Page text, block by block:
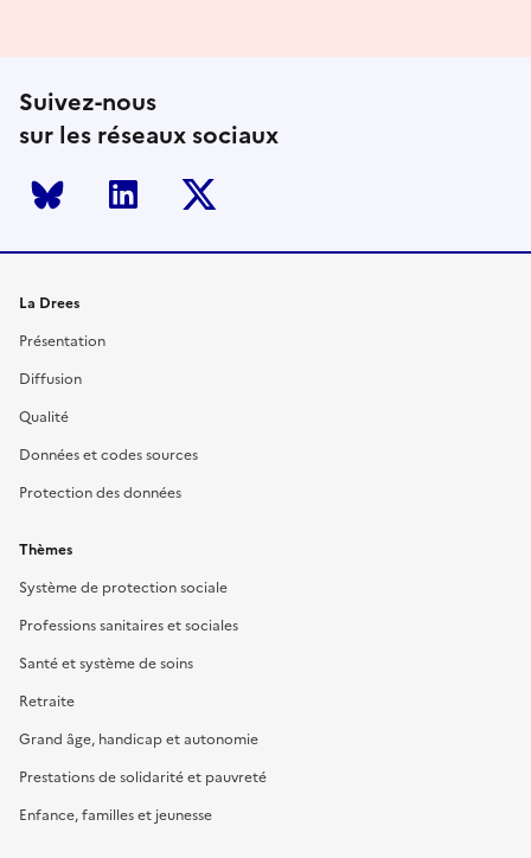
Suivez-nous
sur les réseaux sociaux
Bluesky LinkedIn
La Drees
Présentation
Diffusion
Qualité
Données et codes sources
Protection des données
Thèmes
Système de protection sociale
Professions sanitaires et sociales
Santé et système de soins
Retraite
Grand âge, handicap et autonomie
Prestations de solidarité et pauvreté
Enfance, familles et jeunesse